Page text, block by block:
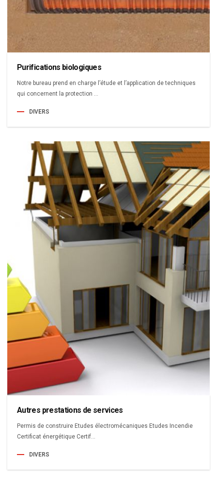
Purifications biologiques
Notre bureau prend en charge l’étude et l’application de techniques
qui concernent la protection ...
DIVERS
Autres prestations de services
Permis de construire Etudes électromécaniques Etudes Incendie
Certificat énergétique Certif...
DIVERS